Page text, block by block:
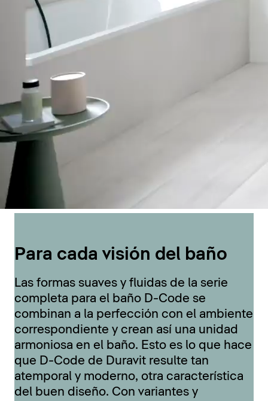
Para cada visión del baño
Las formas suaves y fluidas de la serie
completa para el baño D-Code se
combinan a la perfección con el ambiente
correspondiente y crean así una unidad
armoniosa en el baño. Esto es lo que hace
que D-Code de Duravit resulte tan
atemporal y moderno, otra característica
del buen diseño. Con variantes y